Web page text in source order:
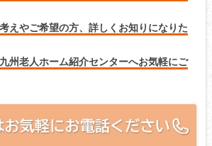
えやご希望の方、詳しくお知りになりた
州老人ホーム紹介センターへお気軽にご